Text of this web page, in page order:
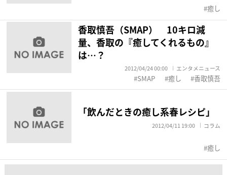
癒し
香取慎吾（SMAP） 10キロ減
量、香取の『癒してくれるもの』
は…？
2012/04/24 00:00 エンタメニュース
SMAP 癒し 香取慎吾
「飲んだときの癒し系春レシピ」
2012/04/11 19:00 コラム
癒し